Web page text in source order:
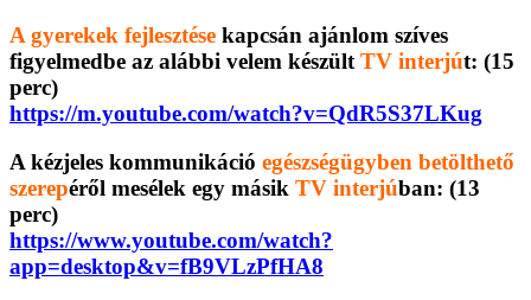
A gyerekek fejlesztése kapcsán ajánlom szíves
figyelmedbe az alábbi velem készült TV interjút: (15
perc)
https://m.youtube.com/watch?v=QdR5S37LKug
A kézjeles kommunikáció egészségügyben betölthető
szerepéről mesélek egy másik TV interjúban: (13
perc)
https://www.youtube.com/watch?
app=desktop&v=fB9VLzPfHA8